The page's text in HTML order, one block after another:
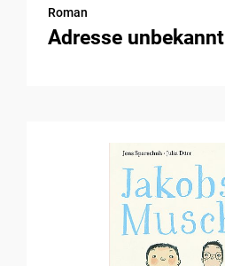
Roman
Adresse unbekannt